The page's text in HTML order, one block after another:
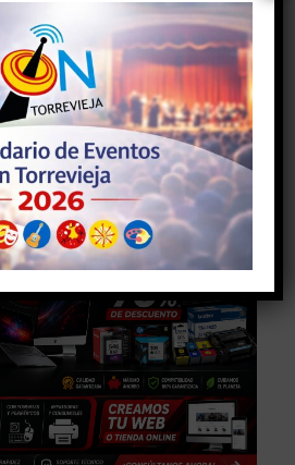
frente a una de las realidades
nuestro tiempo.
- Anuncio -